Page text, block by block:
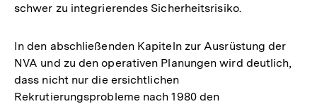
schwer zu integrierendes Sicherheitsrisiko.
In den abschließenden Kapiteln zur Ausrüstung der
NVA und zu den operativen Planungen wird deutlich,
dass nicht nur die ersichtlichen
Rekrutierungsprobleme nach 1980 den